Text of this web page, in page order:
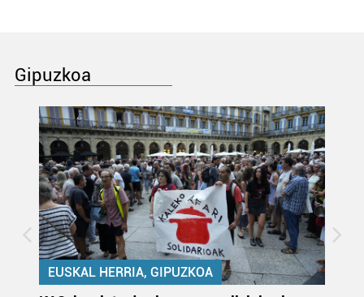
Gipuzkoa
EUSKAL HERRIA, GIPUZKOA